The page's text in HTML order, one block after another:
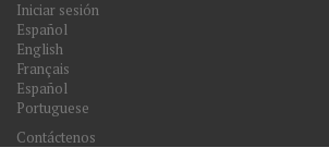
Iniciar sesión
Español
English
Français
Español
Portuguese
Contáctenos